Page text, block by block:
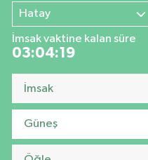
Hatay
İmsak vaktine kalan süre
03:04:18
İmsak
Güneş